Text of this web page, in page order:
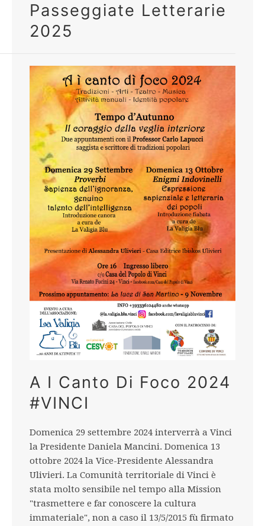
Passeggiate Letterarie
2025
A I Canto Di Foco 2024
#VINCI
Domenica 29 settembre 2024 interverrà a Vinci
la Presidente Daniela Mancini. Domenica 13
ottobre 2024 la Vice-Presidente Alessandra
Ulivieri. La Comunità territoriale di Vinci è
stata molto sensibile nel tempo alla Mission
"trasmettere e far conoscere la cultura
immateriale", non a caso il 13/5/2015 fù firmato